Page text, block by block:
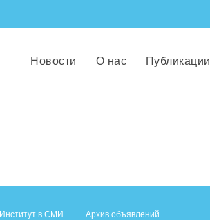
Новости О нас Публикации
Институт в СМИ Архив объявлений